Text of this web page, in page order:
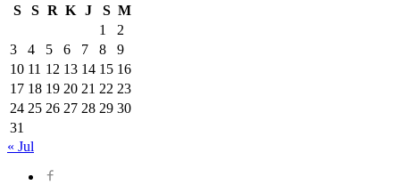
S
S R K J S M
1
2
3
4 5 6 7 8
9
10 11 12 13 14 15 16
17 18 19 20 21 22 23
24 25 26 27 28 29 30
31
« Jul